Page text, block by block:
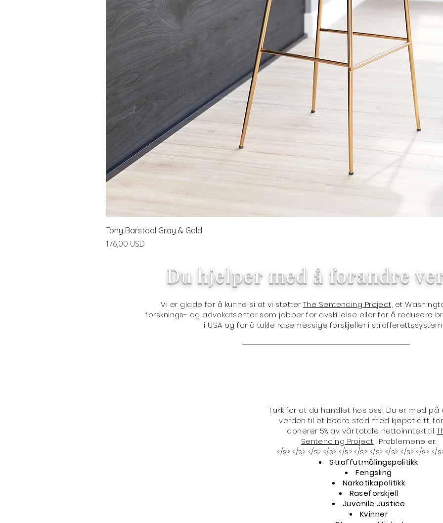
Tony Barstool Gray & Gold
Pris
176,00 USD
Du hjelper med å forandre
Vi er glade for å kunne si at vi støtter The Sentencing Project, et
forsknings- og advokatsenter som jobber for avskillelse eller for å redusere
i USA og for å takle rasemessige forskjeller i
Takk for at du handlet hos oss! Du er med på
verden til et bedre sted med kjøpet ditt,
donerer 5% av vår totale nettoinntekt til
Sentencing Project . Problemene er:
</s> </s> </s> </s> </s> </s> </s> </s> </s> </s> </
Straffutmålingspolitikk
Fengsling
Narkotikapolitikk
Raseforskjell
Juvenile Justice
Kvinner